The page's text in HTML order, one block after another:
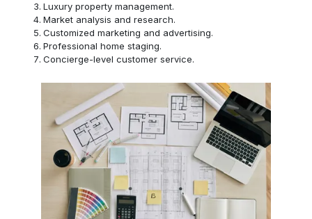
Luxury property management.
Market analysis and research.
Customized marketing and advertising.
Professional home staging.
Concierge-level customer service.